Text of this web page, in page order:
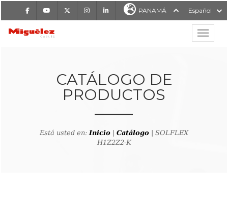
FacebookYoutube InstagramLinkedIn PANAMÁ Español
MIGUÉLEZ CABLES
CATÁLOGO DE
PRODUCTOS
Está usted en:Inicio Catálogo | SOLFLEX
H1Z2Z2-K